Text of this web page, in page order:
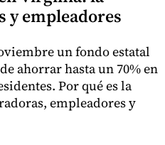
y empleadores
un fondo estatal
ahorrar hasta un 70% en
Por qué es la
empleadores y